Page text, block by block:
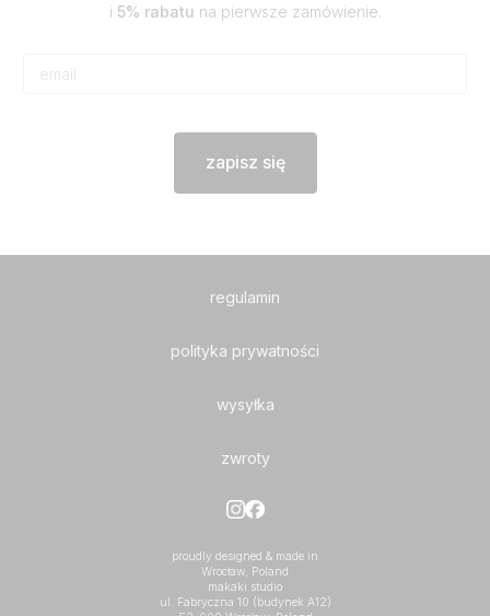
i 5% rabatu na pierwsze zamówienie.
zapisz się
regulamin
polityka prywatności
wysyłka
zwroty
proudly designed & made in
Wrocław, Poland
makaki studio
ul. Fabryczna 10 (budynek A12)